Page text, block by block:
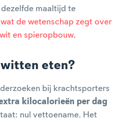
maaltijd te
de wetenschap zegt over
en spieropbouw.
eten?
bij krachtsporters
kilocalorieën per dag
nul vettoename. Het